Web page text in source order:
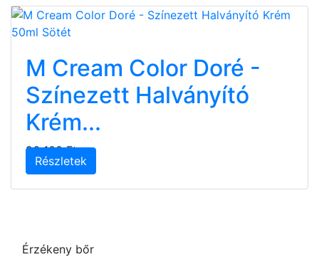
M Cream Color Doré -
Színezett Halványító
Krém...
26 100 Ft
Részletek
Érzékeny bőr